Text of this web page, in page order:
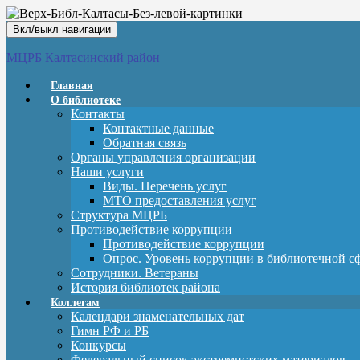
Вкл/выкл навигации
МЦРБ Калтасинский район
Главная
О библиотеке
Контакты
Контактные данные
Обратная связь
Органы управления организации
Наши услуги
Виды. Перечень услуг
МТО предоставления услуг
Структура МЦРБ
Противодействие коррупции
Противодействие коррупции
Опрос. Уровень коррупции в библиотечной
Сотрудники. Ветераны
История библиотек района
Коллегам
Календари знаменательных дат
Гимн РФ и РБ
Конкурсы